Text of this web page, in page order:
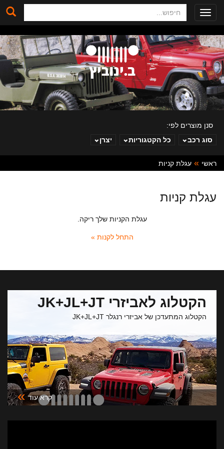
Toggle
navigation
ב. ינוביץ
סנן מוצרים לפי:
סוג רכב
כל הקטגוריות יצרן
ראשי עגלת קניות
עגלת קניות
עגלת הקניות שלך ריקה.
התחל לקנות »
הקטלוג לאביזרי JK+JL+JT
הקטלוג המתעדכן של אביזרי רנגלר JK+JL+JT
קרא עוד »